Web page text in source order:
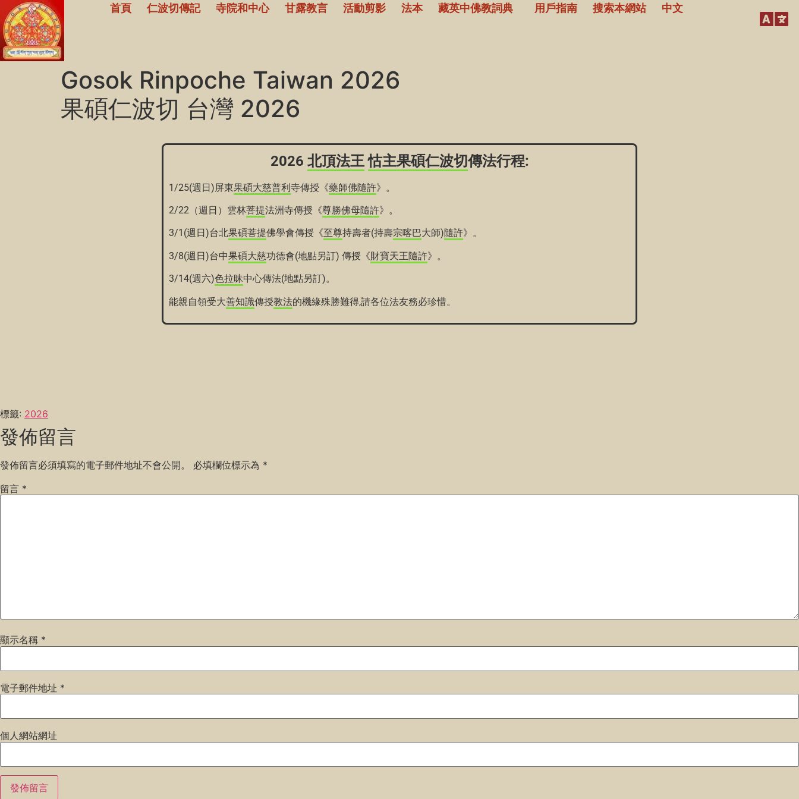
首頁 仁波切傳記 寺院和中心 甘露教言 活動剪影 法本 藏英中佛教詞典 用戶指南 搜索本網站 中文
Gosok Rinpoche Taiwan 2026
果碩仁波切 台灣 2026
2026 北頂法王 怙主果碩仁波切傳法行程:
1/25(週日)屏東果碩大慈普利寺傳授《藥師佛隨許》。
2/22（週日）雲林菩提法洲寺傳授《尊勝佛母隨許》。
3/1(週日)台北果碩菩提佛學會傳授《至尊持壽者(持壽宗喀巴大師)隨許》。
3/8(週日)台中果碩大慈功德會(地點另訂) 傳授《財寶天王隨許》。
3/14(週六)色拉昧中心傳法(地點另訂)。
能親自領受大善知識傳授教法的機緣殊勝難得,請各位法友務必珍惜。
標籤: 2026
發佈留言
發佈留言必須填寫的電子郵件地址不會公開。 必填欄位標示為 *
留言 *
顯示名稱 *
電子郵件地址 *
個人網站網址